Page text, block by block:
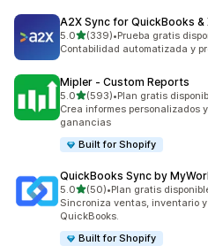
A2X Sync for QuickBooks &
5.0de 5 estrellas
(339)
339 reseñas en total
•Prueba gratis
Contabilidad automatizada y
Mipler ‑ Custom Reports
5.0de 5 estrellas
(593)
593 reseñas en total
•Plan gratis
Crea informes
ganancias
Built for Shopify
QuickBooks Sync by
5.0de 5 estrellas
(50)
50 reseñas en total
•Plan gratis
Sincroniza ventas, inventario
QuickBooks.
Built for Shopify